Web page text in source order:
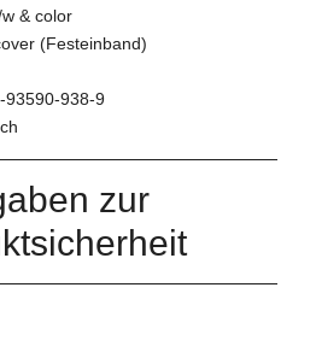
& color
(Festeinband)
93590-938-9
zur